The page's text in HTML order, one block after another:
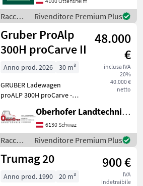
mit Fremdkörpersicherung,
Tandemachse mit
Raccolta
mangimi
/
Pöttinger
Rivenditore Premium Plus
Gruber ProAlp
300H proCarve II
48.000
€
inclusa IVA
20%
40.000 €
netto
Anno prod. 2026
30 m³
GRUBER Ladewagen
proALP 300H proCarve -
Lichtanlage - Weitwinkel-
Gelenkwelle "Bondioli" mit
Nockenschaltkupplung
1200 Nm Single Chain
Oberhofer Landtechnik GmbH
6130 Schwaz
Raccolta
mangimi
/
Rivenditore Premium Plus
Trumag 20 900 €
IVA
indetraibile
Anno prod. 1990 20 m³